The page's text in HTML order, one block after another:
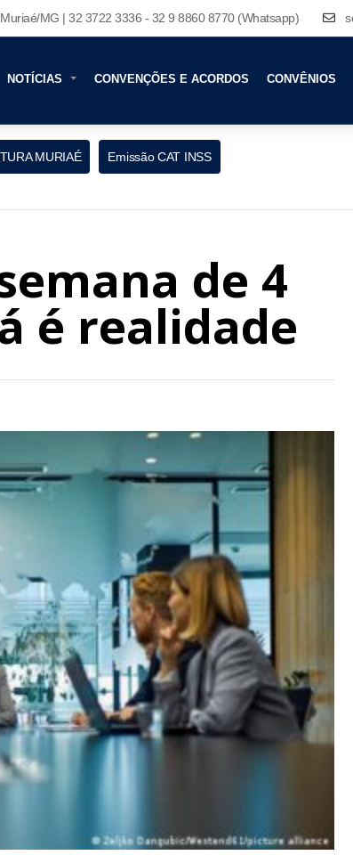
MG | 32 3722 3336 - 32 9 8860 8770 (Whatsapp)
NOTÍCIAS CONVENÇÕES E ACORDOS CONVÊNIOS
MURIAÉ Emissão CAT INSS
de 4
é realidade